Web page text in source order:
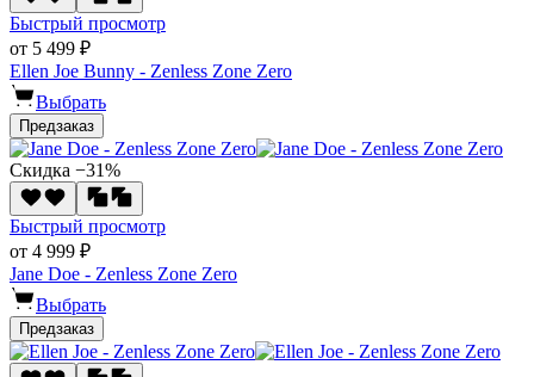
Быстрый просмотр
от 5 499 ₽
Ellen Joe Bunny - Zenless Zone Zero
Выбрать
Предзаказ
Скидка −31%
Быстрый просмотр
от 4 999 ₽
Jane Doe - Zenless Zone Zero
Выбрать
Предзаказ